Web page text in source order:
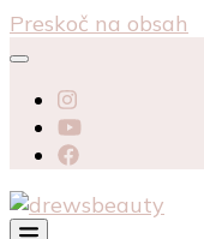
Preskoč na obsah